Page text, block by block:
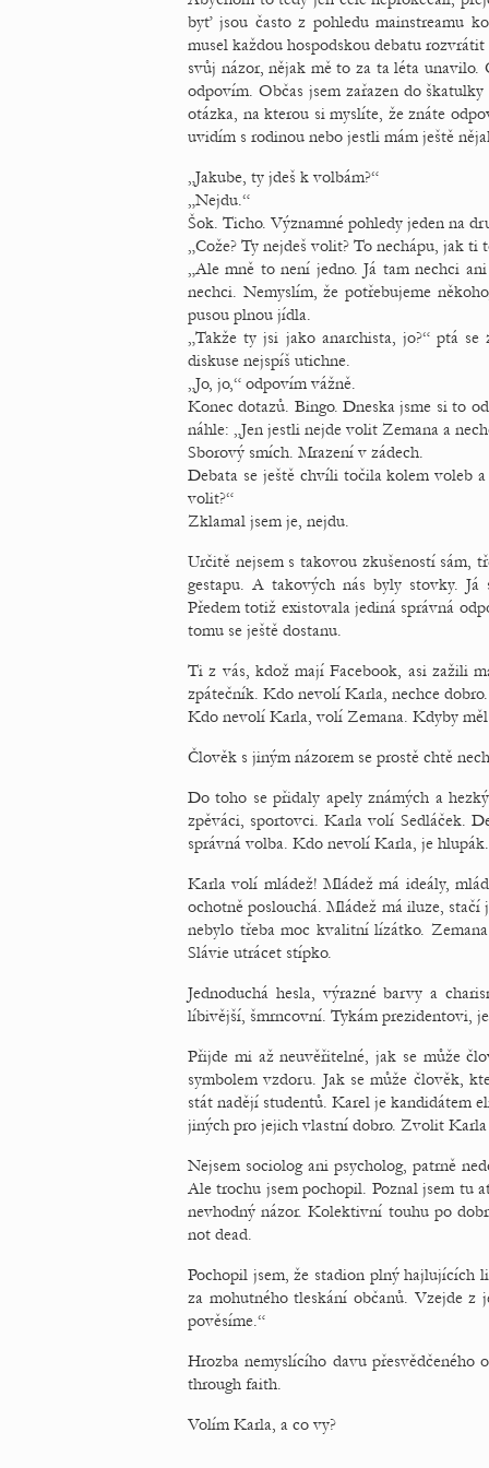
byť jsou často z pohledu mainstreamu
musel každou hospodskou debatu
svůj názor, nějak mě to za ta léta unavilo.
odpovím. Občas jsem zařazen do
otázka, na kterou si myslíte, že znáte
uvidím s rodinou nebo jestli mám ještě
„Jakube, ty jdeš k volbám?“
„Nejdu.“
Šok. Ticho. Významné pohledy jeden na
„Cože? Ty nejdeš volit? To nechápu, jak ti
„Ale mně to není jedno. Já tam nechci
nechci. Nemyslím, že potřebujeme
pusou plnou jídla.
„Takže ty jsi jako anarchista, jo?“ ptá
diskuse nejspíš utichne.
„Jo, jo,“ odpovím vážně.
Konec dotazů. Bingo. Dneska jsme si to
náhle: „Jen jestli nejde volit Zemana a
Sborový smích. Mrazení v zádech.
Debata se ještě chvíli točila kolem voleb
volit?“
Zklamal jsem je, nejdu.
Určitě nejsem s takovou zkušeností sám,
gestapu. A takových nás byly stovky.
Předem totiž existovala jediná správná
tomu se ještě dostanu.
Ti z vás, kdož mají Facebook, asi zažili
zpátečník. Kdo nevolí Karla, nechce
Kdo nevolí Karla, volí Zemana. Kdyby
Člověk s jiným názorem se prostě chtě
Do toho se přidaly apely známých a
zpěváci, sportovci. Karla volí Sedláček.
správná volba. Kdo nevolí Karla, je hlupák.
Karla volí mládež! Mládež má ideály,
ochotně poslouchá. Mládež má iluze,
nebylo třeba moc kvalitní lízátko.
Slávie utrácet stípko.
Jednoduchá hesla, výrazné barvy a
líbivější, šmrncovní. Tykám prezidentovi,
Přijde mi až neuvěřitelné, jak se může
symbolem vzdoru. Jak se může člověk,
stát nadějí studentů. Karel je kandidátem
jiných pro jejich vlastní dobro. Zvolit Karla
Nejsem sociolog ani psycholog, patrně
Ale trochu jsem pochopil. Poznal jsem tu
nevhodný názor. Kolektivní touhu po
not dead.
Pochopil jsem, že stadion plný hajlujících
za mohutného tleskání občanů. Vzejde z
pověsíme.“
Hrozba nemyslícího davu
through faith.
Volím Karla, a co vy?